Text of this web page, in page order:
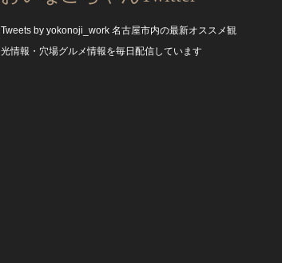
Tweets by yokonoji_work 名古屋市内の最新オススメ観
光情報・穴場グルメ情報を毎日配信しています